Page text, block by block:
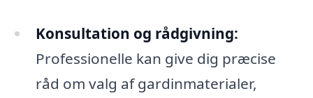
Konsultation og rådgivning:
Professionelle kan give dig præcise
råd om valg af gardinmaterialer,